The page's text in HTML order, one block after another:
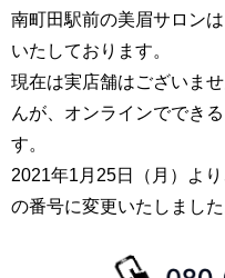
南町田駅前の美眉サロン
いたしております。
現在は実店舗はございま
んが、オンラインででき
す。
2021年1月25日（月）よ
の番号に変更いたしまし